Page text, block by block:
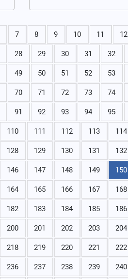
7 8 9 10 11 12
28 29 30 31 32
49 50 51 52 53
70 71 72 73 74
91 92 93 94 95
110 111 112 113 114
128 129 130 131 132
146 147 148 149 150
164 165 166 167 168
182 183 184 185 186
200 201 202 203 204
218 219 220 221 222
236 237 238 239 240